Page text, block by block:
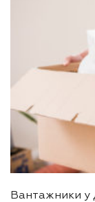
Вантажники у